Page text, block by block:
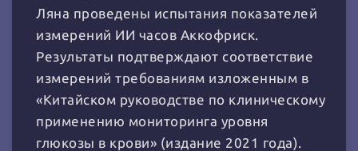
Ляна проведены испытания показателей
измерений ИИ часов Аккофриск.
Результаты подтверждают соответствие
измерений требованиям изложенным в
«Китайском руководстве по клиническому
применению мониторинга уровня
глюкозы в крови» (издание 2021 года).